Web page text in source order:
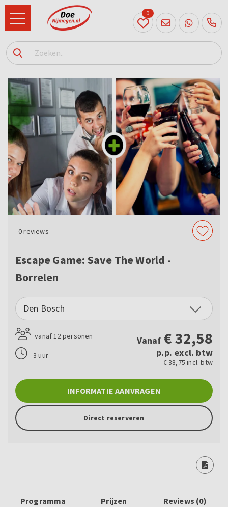
024
204
20 31
0
0reviews
Escape Game: Save The World -
Borrelen
Den Bosch
vanaf 12 personen
3 uur
Vanaf €32,58
p.p. excl. btw
€ 38,75 incl. btw
INFORMATIE AANVRAGEN
Direct reserveren
Programma Prijzen Reviews (0)